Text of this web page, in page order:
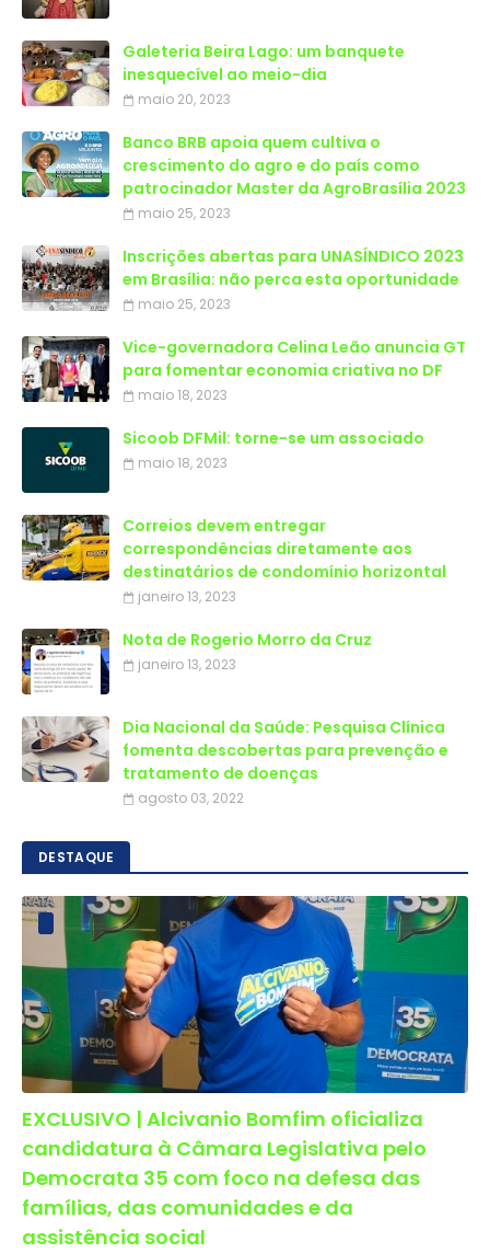
Galeteria Beira Lago: um banquete
inesquecível ao meio-dia
maio 20, 2023
Banco BRB apoia quem cultiva o
crescimento do agro e do país como
patrocinador Master da AgroBrasília 2023
maio 25, 2023
Inscrições abertas para UNASÍNDICO 2023
em Brasília: não perca esta oportunidade
maio 25, 2023
Vice-governadora Celina Leão anuncia GT
para fomentar economia criativa no DF
maio 18, 2023
Sicoob DFMil: torne-se um associado
maio 18, 2023
Correios devem entregar
correspondências diretamente aos
destinatários de condomínio horizontal
janeiro 13, 2023
Nota de Rogerio Morro da Cruz
janeiro 13, 2023
Dia Nacional da Saúde: Pesquisa Clínica
fomenta descobertas para prevenção e
tratamento de doenças
agosto 03, 2022
DESTAQUE
EXCLUSIVO | Alcivanio Bomfim oficializa
candidatura à Câmara Legislativa pelo
Democrata 35 com foco na defesa das
famílias, das comunidades e da
assistência social